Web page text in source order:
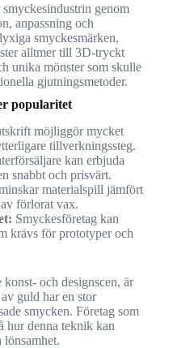
genom
anpassning och
smyckesmärken,
alltmer till 3D-tryckt
unika mönster som skulle
gjutningsmetoder.
popularitet
möjliggör mycket
tillverkningssteg.
kan erbjuda
snabbt och prisvärt.
materialspill jämfört
förlorat vax.
Smyckesföretag kan
krävs för prototyper och
och designscen, är
guld har en stor
smycken. Företag som
hur denna teknik kan
lönsamhet.